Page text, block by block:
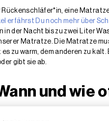
Rückenschläfer*in, eine
erfährst Du noch mehr über
der Nacht bis zu zwei Liter
Matratze. Die Matratze
zu warm, dem anderen zu
gibt sie ab.
und wie
entfernen, z.B. Kaffee,